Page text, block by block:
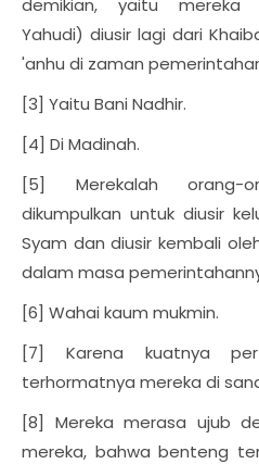
demikian, yaitu mereka
Yahudi) diusir lagi dari
'anhu di zaman
[3] Yaitu Bani Nadhir.
[4] Di Madinah.
[5] Merekalah orang-
dikumpulkan untuk diusir
Syam dan diusir kembali
dalam masa
[6] Wahai kaum mukmin.
[7] Karena kuatnya
terhormatnya mereka di
[8] Mereka merasa ujub
mereka, bahwa benteng